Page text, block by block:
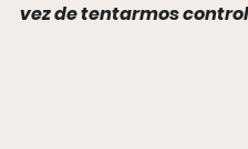
vez de tentarmos